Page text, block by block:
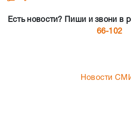
Есть новости? Пиши и звони в
66-102
Новости